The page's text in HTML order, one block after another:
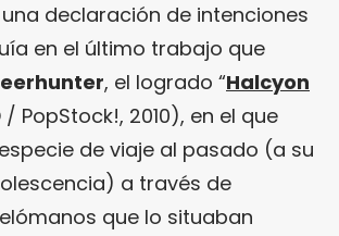
declaración de intenciones
en el último trabajo que
, el logrado “Halcyon
/ PopStock!, 2010), en el que
de viaje al pasado (a su
a través de
que lo situaban